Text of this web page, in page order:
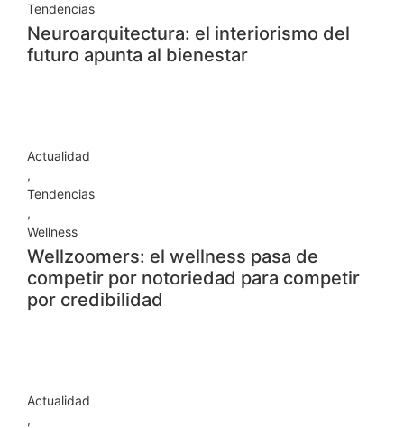
Tendencias
Neuroarquitectura: el interiorismo del
futuro apunta al bienestar
Actualidad
,
Tendencias
,
Wellness
Wellzoomers: el wellness pasa de
competir por notoriedad para competir
por credibilidad
Actualidad
,